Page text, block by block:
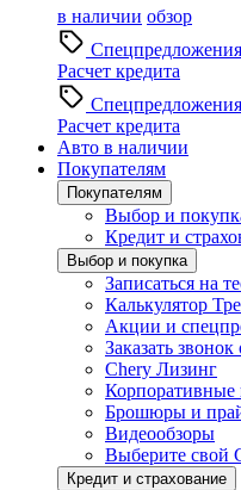
в наличии обзор
Спецпредложения
Расчет кредита
Спецпредложения
Расчет кредита
Авто в наличии
Покупателям
Покупателям
Выбор и
Кредит и
Выбор и покупка
Записаться на
Калькулятор
Акции и
Заказать звонок
Chery Лизинг
Корпоративные
Брошюры и
Видеообзоры
Выберите свой
Кредит и страхование